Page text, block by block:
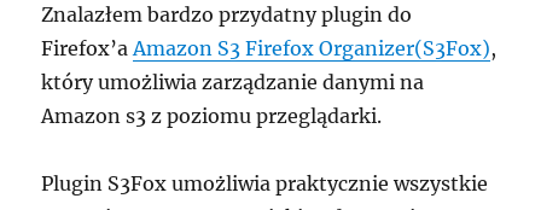
Znalazłem bardzo przydatny plugin do
Firefox’aAmazon S3 Firefox Organizer(S3Fox),
który umożliwia zarządzanie danymi na
Amazon s3 z poziomu przeglądarki.
Plugin S3Fox umożliwia praktycznie wszystkie